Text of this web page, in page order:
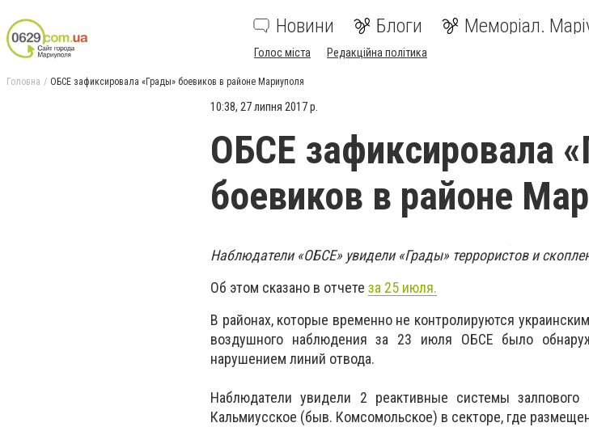
Новини Блоги Меморіал.
Голос міста Редакційна політика
Головна ОБСЕ зафиксировала «Грады» боевиков в районе Мариуполя
10:38, 27 липня 2017 р.
ОБСЕ зафиксировала
боевиков в районе
Наблюдатели «ОБСЕ» увидели «Грады» террористов и
Об этом сказано в отчете за 25 июля.
В районах, которые временно не контролируются
воздушного наблюдения за 23 июля ОБСЕ было
нарушением линий отвода.
Наблюдатели увидели 2 реактивные системы
Кальмиусское (быв. Комсомольское) в секторе, где